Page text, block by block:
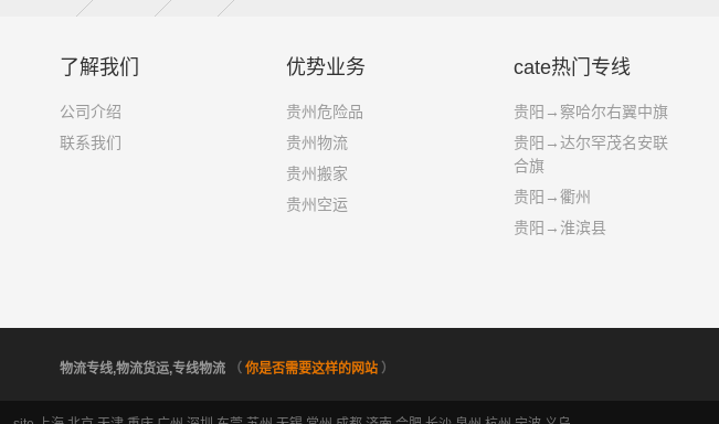
了解我们
公司介绍
联系我们
优势业务
贵州危险品
贵州物流
贵州搬家
贵州空运
cate热门专线
贵阳→察哈尔右翼中旗
贵阳→达尔罕茂名安联
合旗
贵阳→衢州
贵阳→淮滨县
物流专线,物流货运,专线物流（ 你是否需要这样的网站）